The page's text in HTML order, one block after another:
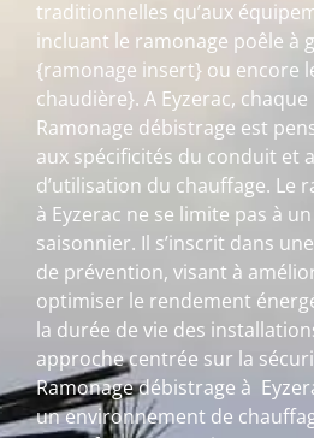
traditionnelles qu’aux
incluant le ramonage poêle à
{ramonage insert} ou encore
chaudière}. A Eyzerac,
Ramonage débistrage est
aux spécificités du conduit et
d’utilisation du chauffage. Le
à Eyzerac ne se limite pas à
saisonnier. Il s’inscrit dans
de prévention, visant à
optimiser le rendement
la durée de vie des
approche centrée sur la
Ramonage débistrage à
un environnement de